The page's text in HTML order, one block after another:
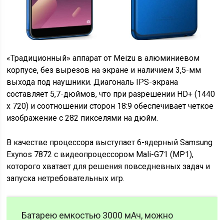
«Традиционный» аппарат от Meizu в алюминиевом
корпусе, без вырезов на экране и наличием 3,5-мм
выхода под наушники. Диагональ IPS-экрана
составляет 5,7-дюймов, что при разрешении HD+ (1440
x 720) и соотношении сторон 18:9 обеспечивает четкое
изображение с 282 пикселями на дюйм.
В качестве процессора выступает 6-ядерный Samsung
Exynos 7872 с видеопроцессором Mali-G71 (MP1),
которого хватает для решения повседневных задач и
запуска нетребовательных игр.
Батарею емкостью 3000 мАч, можно